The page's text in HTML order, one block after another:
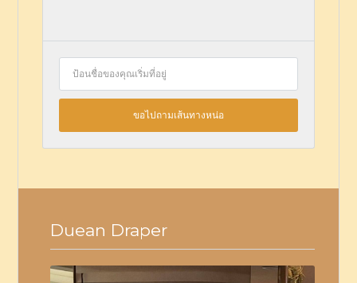
Duean Draper